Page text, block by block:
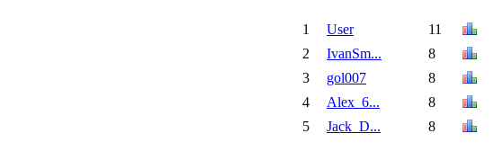
1 User
11
2
IvanSm...
8
3
gol007
8
4
Alex_6...
8
5
Jack_D... 8